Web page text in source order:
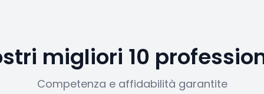
migliori 10
Competenza e affidabilità garantite